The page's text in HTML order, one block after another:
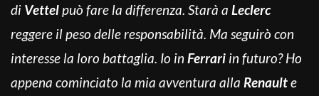
di Vettelpuò fare la differenza. Starà a Leclerc
reggere il peso delle responsabilità. Ma seguirò con
interesse la loro battaglia. Io in Ferrari in futuro? Ho
appena cominciato la mia avventura alla Renaulte